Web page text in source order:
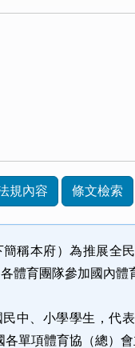
規內容 條文檢索
稱本府）為推展全
體育團隊參加國內體
中、小學學生，代
各單項體育協（總）